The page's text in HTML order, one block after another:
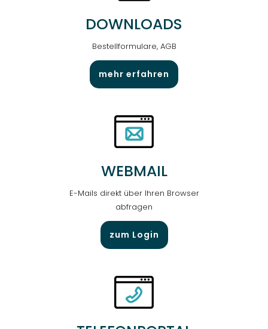
DOWNLOADS
Bestellformulare, AGB
mehr erfahren
WEBMAIL
E-Mails direkt über Ihren Browser
abfragen
zum Login